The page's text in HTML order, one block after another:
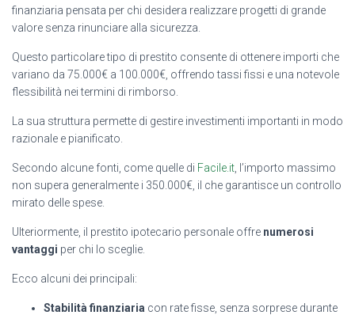
finanziaria pensata per chi desidera realizzare progetti di grande
valore senza rinunciare alla sicurezza.
Questo particolare tipo di prestito consente di ottenere importi che
variano da 75.000€ a 100.000€, offrendo tassi fissi e una notevole
flessibilità nei termini di rimborso.
La sua struttura permette di gestire investimenti importanti in modo
razionale e pianificato.
Secondo alcune fonti, come quelle di Facile.it , l’importo massimo
non supera generalmente i 350.000€, il che garantisce un controllo
mirato delle spese.
Ulteriormente, il prestito ipotecario personale offre numerosi
vantaggi per chi lo sceglie.
Ecco alcuni dei principali:
Stabilità finanziaria con rate fisse, senza sorprese durante